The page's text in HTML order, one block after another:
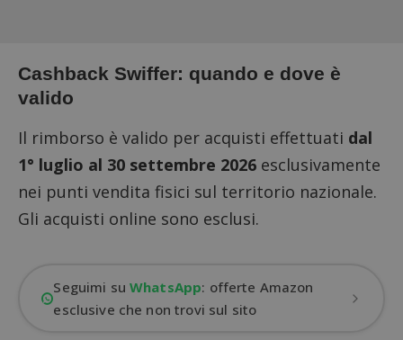
Cashback Swiffer: quando e dove è
valido
Il rimborso è valido per acquisti effettuati dal
1° luglio al 30 settembre 2026 esclusivamente
nei punti vendita fisici sul territorio nazionale.
Gli acquisti online sono esclusi.
Seguimi suWhatsApp: offerte Amazon
esclusive che non trovi sul sito